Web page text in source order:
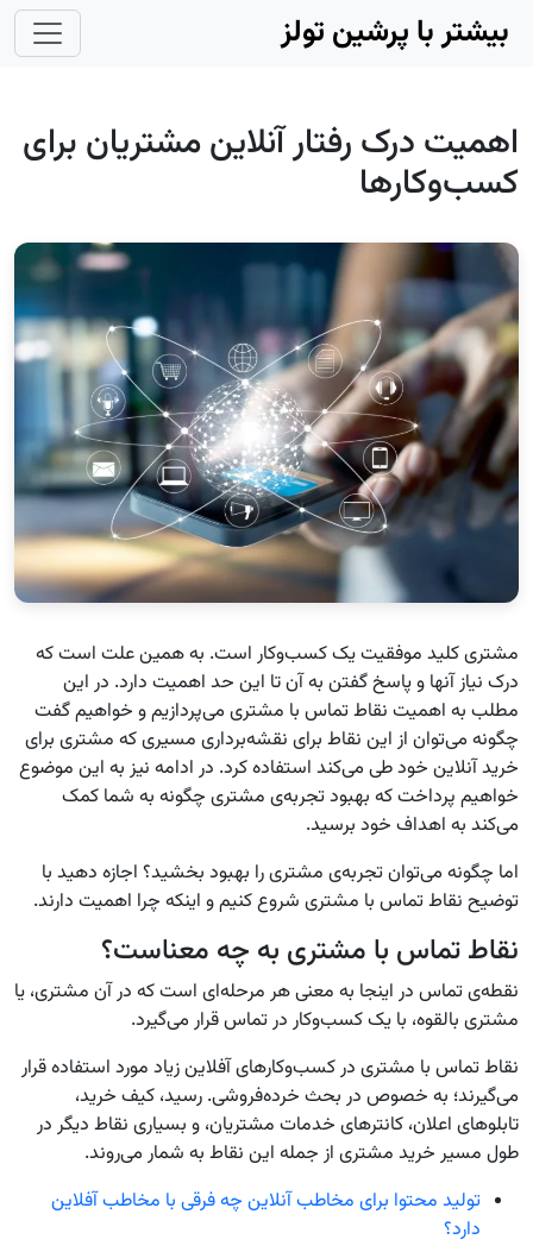
Skip to main content
بیشتر با پرشین تولز
اهمیت درک رفتار آنلاین مشتریان برای
کسب‌و‌کار‌ها
مشتری کلید موفقیت یک کسب‌و‌کار است. به همین علت است که
درک نیاز آنها و پاسخ گفتن به آن تا این حد اهمیت دارد. در این
مطلب به اهمیت نقاط تماس با مشتری می‌پردازیم و خواهیم گفت
چگونه می‌توان از این نقاط برای نقشه‌برداری مسیری که مشتری برای
خرید آنلاین خود طی می‌کند استفاده کرد. در ادامه نیز به این موضوع
خواهیم پرداخت که بهبود تجربه‌ی مشتری چگونه به شما کمک
می‌کند به اهداف خود برسید.
اما چگونه می‌توان تجربه‌ی مشتری را بهبود بخشید؟ اجازه دهید با
توضیح نقاط تماس با مشتری شروع کنیم و اینکه چرا اهمیت دارند.
نقاط تماس با مشتری به چه معناست؟
نقطه‌ی تماس در اینجا به معنی هر مرحله‌ای است که در آن مشتری، یا
مشتری بالقوه، با یک کسب‌و‌کار در تماس قرار می‌گیرد.
نقاط تماس با مشتری در کسب‌و‌کار‌های آفلاین زیاد مورد استفاده قرار
می‌گیرند؛ به خصوص در بحث خرده‌فروشی. رسید، کیف خرید،
تابلو‌های اعلان، کانتر‌های خدمات مشتریان، و بسیاری نقاط دیگر در
طول مسیر خرید مشتری از جمله این نقاط به شمار می‌روند.
تولید محتوا برای مخاطب آنلاین چه فرقی با مخاطب آفلاین
دارد؟